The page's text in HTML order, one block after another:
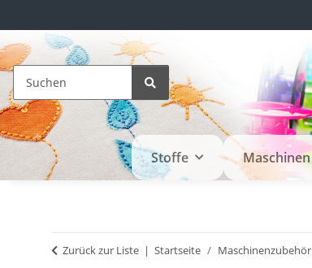
Stoffe Maschinen
Zurück zur Liste Startseite Maschinenzubehör